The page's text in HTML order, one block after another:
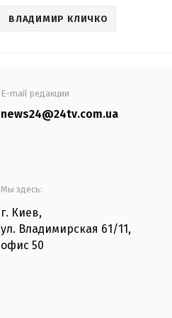
ВЛАДИМИР КЛИЧКО
E-mail редакции
news24@24tv.com.ua
Мы здесь:
г. Киев,
ул. Владимирская 61/11,
офис 50